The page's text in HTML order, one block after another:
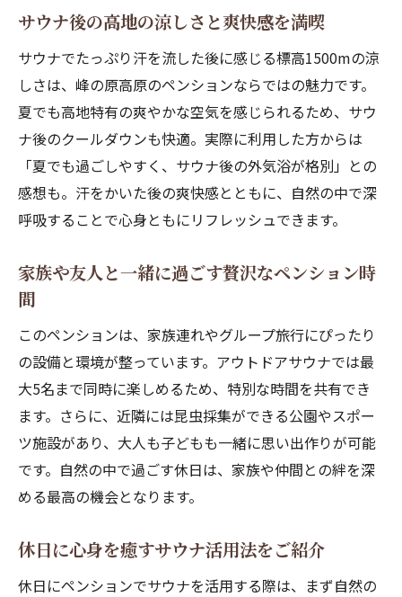
サウナ後の高地の涼しさと爽快感を満喫
サウナでたっぷり汗を流した後に感じる標高1500mの涼
しさは、峰の原高原のペンションならではの魅力です。
夏でも高地特有の爽やかな空気を感じられるため、サウ
ナ後のクールダウンも快適。実際に利用した方からは
「夏でも過ごしやすく、サウナ後の外気浴が格別」との
感想も。汗をかいた後の爽快感とともに、自然の中で深
呼吸することで心身ともにリフレッシュできます。
家族や友人と一緒に過ごす贅沢なペンション時
間
このペンションは、家族連れやグループ旅行にぴったり
の設備と環境が整っています。アウトドアサウナでは最
大5名まで同時に楽しめるため、特別な時間を共有でき
ます。さらに、近隣には昆虫採集ができる公園やスポー
ツ施設があり、大人も子どもも一緒に思い出作りが可能
です。自然の中で過ごす休日は、家族や仲間との絆を深
める最高の機会となります。
休日に心身を癒すサウナ活用法をご紹介
休日にペンションでサウナを活用する際は、まず自然の